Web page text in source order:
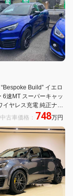
Build” イエロ
6速MT スーパーキャッ
イヤレス充電 純正ナビ
接続可 全方位
ル パワーバックドア
中古車価格： 748万円